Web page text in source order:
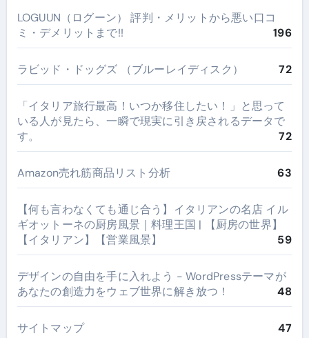
LOGUUN（ログーン） 評判・メリットから悪い口コ
ミ・デメリットまで!!
196
ラビッド・ドッグズ （ブルーレイディスク） 72
​「イタリア旅行最高！いつか移住したい！」と思って
いる人が見たら、一瞬で現実に引き戻されるデータで
す。
72
Amazon売れ筋商品リスト分析 63
【何も言わなくても通じ合う】イタリアンの名店 イル
ギオットーネの厨房風景｜料理王国 | 【厨房の世界】
【イタリアン】【営業風景】
59
デザインの自由を手に入れよう - WordPressテーマが
あなたの創造力をウェブ世界に解き放つ！
48
サイトマップ 47